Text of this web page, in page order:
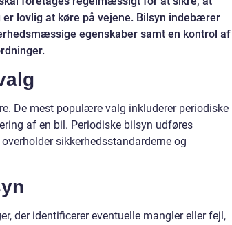
lovlig at køre på vejene. Bilsyn indebærer
egenskaber samt en kontrol af
De mest populære valg inkluderer periodiske
af en bil. Periodiske bilsyn udføres
sikkerhedsstandarderne og
der identificerer eventuelle mangler eller fejl,